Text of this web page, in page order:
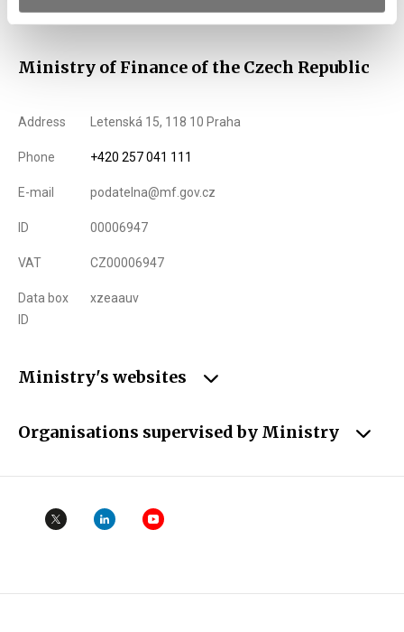
Ministry of Finance of the Czech Republic
Address Letenská 15, 118 10 Praha
Phone +420 257 041 111
E-mail podatelna@mf.gov.cz
ID 00006947
VAT CZ00006947
Data box
ID
xzeaauv
Ministry's websites
Organisations supervised by Ministry